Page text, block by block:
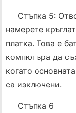
Стъпка 5:
намерете
платка. Това е
компютъра да
когато
са изключени.
Стъпка 6